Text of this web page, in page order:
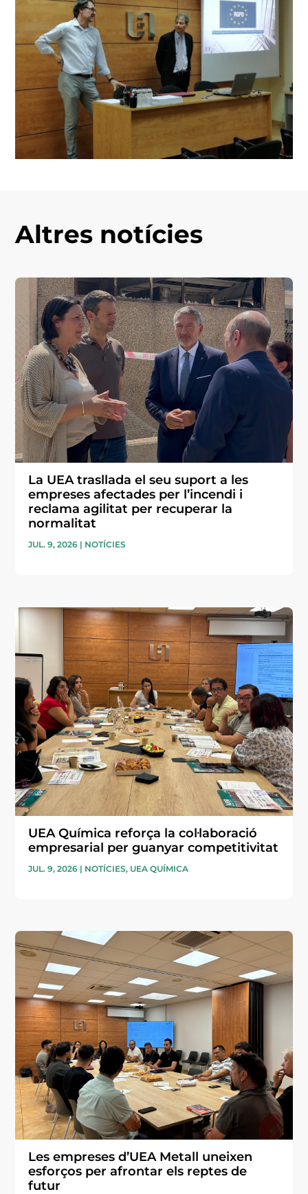
Altres notícies
La UEA trasllada el seu suport a les
empreses afectades per l’incendi i
reclama agilitat per recuperar la
normalitat
JUL. 9, 2026 | NOTÍCIES
UEA Química reforça la col·laboració
empresarial per guanyar competitivitat
JUL. 9, 2026 | NOTÍCIES, UEA QUÍMICA
Les empreses d’UEA Metall uneixen
esforços per afrontar els reptes de
futur